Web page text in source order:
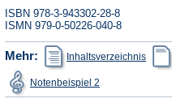
ISBN 978-3-943302-28-8
ISMN 979-0-50226-040-8
Mehr: Inhaltsverzeichnis
(Öffnet
in
einem
Tab)
Notenbeispiel 2in
einem